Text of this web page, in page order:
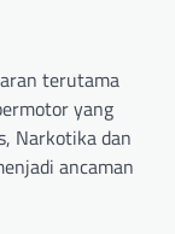
terutama
yang
Narkotika dan
ancaman